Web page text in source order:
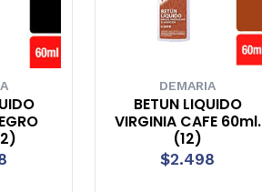
DEMARIA
BETUN LIQUIDO
VIRGINIA CAFE 60ml.
(12)
$2.498